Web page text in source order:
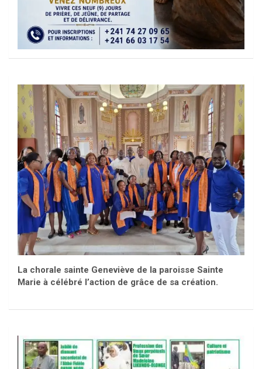
La chorale sainte Geneviève de la paroisse Sainte
Marie à célébré l’action de grâce de sa création.